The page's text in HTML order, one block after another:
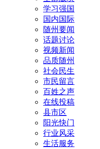
学习强国
国内国际
随州要闻
话题讨论
视频新闻
品质随州
社会民生
市民留言
百姓之声
在线投稿
县市区
阳光快门
行业风采
生活服务